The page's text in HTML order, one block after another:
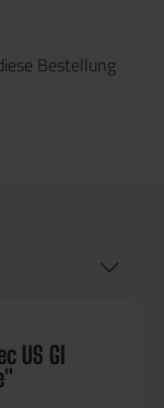
Bestellung
US GI